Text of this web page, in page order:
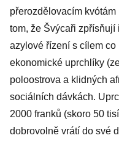
přerozdělovacím
tom, že Švýcaři
azylové řízení s cílem
ekonomické uprchlíky
poloostrova a klidných
sociálních dávkách.
2000 franků (skoro 50
dobrovolně vrátí do své